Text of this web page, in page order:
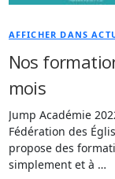
AFFICHER DANS
Nos
mois
Jump Académie
Fédération des
propose des
simplement et à …